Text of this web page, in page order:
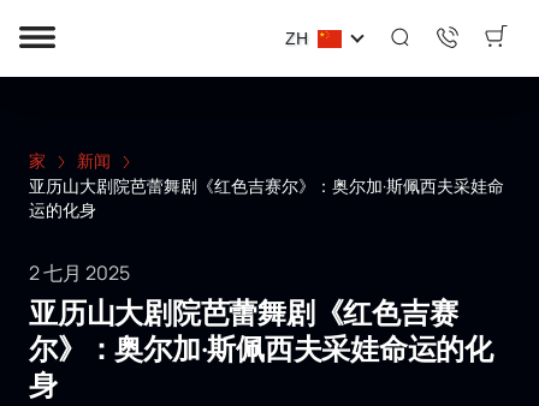
ZH
家
新闻
亚历山大剧院芭蕾舞剧《红色吉赛尔》：奥尔加·斯佩西夫采娃命
运的化身
2 七月 2025
亚历山大剧院芭蕾舞剧《红色吉赛
尔》：奥尔加·斯佩西夫采娃命运的化
身